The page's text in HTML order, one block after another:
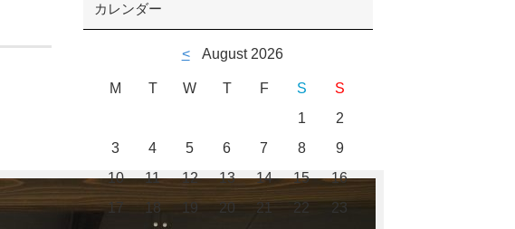
カレンダー
< August 2026
M T W T F S
S
1
2
3
4 5 6 7 8
9
10
11 12 13 14 15
16
17
18 19 20 21 22
23